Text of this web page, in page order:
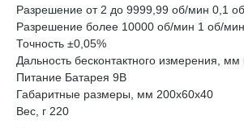
Разрешение от 2 до 9999,99 об/мин 0,1
Разрешение более 10000 об/мин 1 об/мин
Точность ±0,05%
Дальность бесконтактного измерения,
Питание Батарея 9В
Габаритные размеры, мм 200x60x40
Вес, г 220